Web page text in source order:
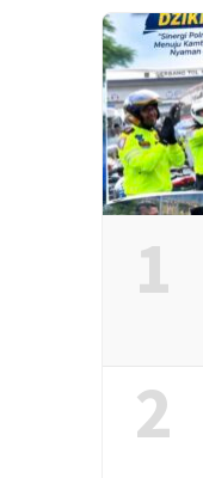
1
2